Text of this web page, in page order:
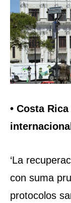
• Costa
‘La
con suma
protocolos